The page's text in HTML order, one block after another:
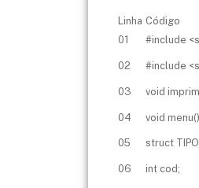
Linha Código
01
02
03
04
05
06
#include
#include
void
void
struct
int cod;